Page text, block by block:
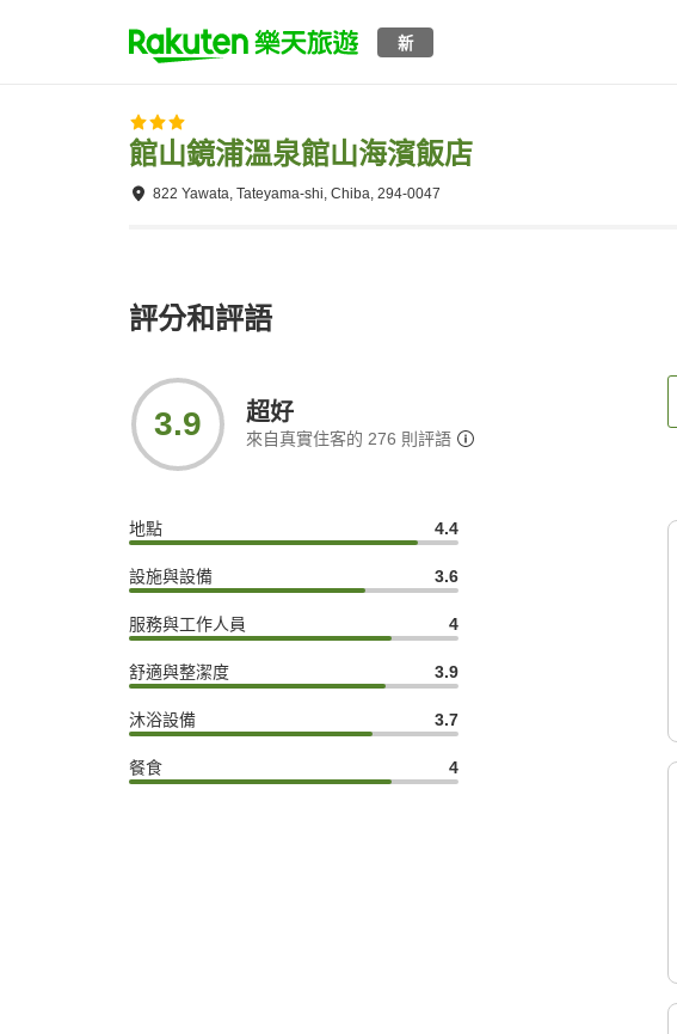
新
館山鏡浦溫泉館山海濱飯店
822 Yawata, Tateyama-shi, Chiba, 294-0047
評分和評語
3.9 超好
來自真實住客的 276 則評語
地點 4.4
設施與設備 3.6
服務與工作人員 4
舒適與整潔度 3.9
沐浴設備 3.7
餐食 4